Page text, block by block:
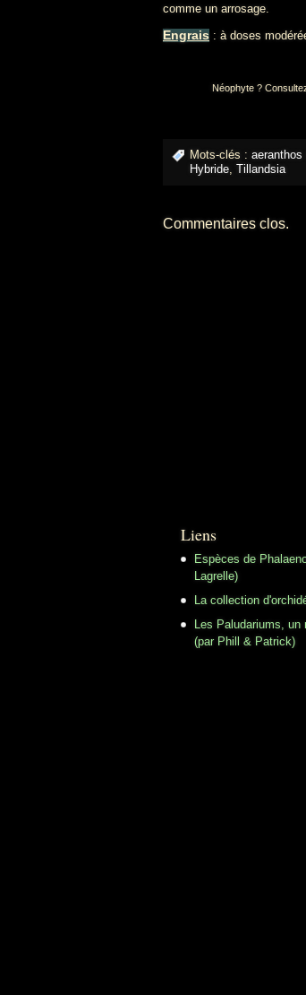
comme un arrosage.
Engrais : à doses
Néophyte ?
Mots-clés :
Hybride Tillandsia
Commentaires clos.
Liens
Espèces de
Lagrelle)
La collection
Les Paludariums,
(par Phill & Patrick)